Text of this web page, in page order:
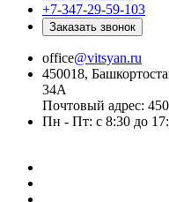
+7-347-29-59-103
Заказать звонок
office@vitsyan.ru
450018,
34А
Почтовый адрес:
Пн - Пт: с 8:30 до